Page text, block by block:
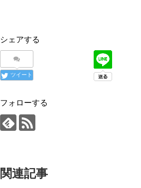
シェアする
ツイート
フォローする
関連記事